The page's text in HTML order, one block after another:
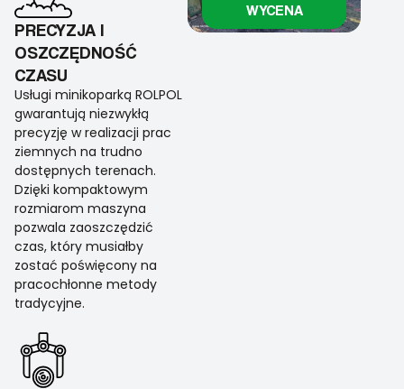
PRECYZJA I
OSZCZĘDNOŚĆ
CZASU
Usługi minikoparką ROLPOL
gwarantują niezwykłą
precyzję w realizacji prac
ziemnych na trudno
dostępnych terenach.
Dzięki kompaktowym
rozmiarom maszyna
pozwala zaoszczędzić
czas, który musiałby
zostać poświęcony na
pracochłonne metody
tradycyjne.
WYCENA